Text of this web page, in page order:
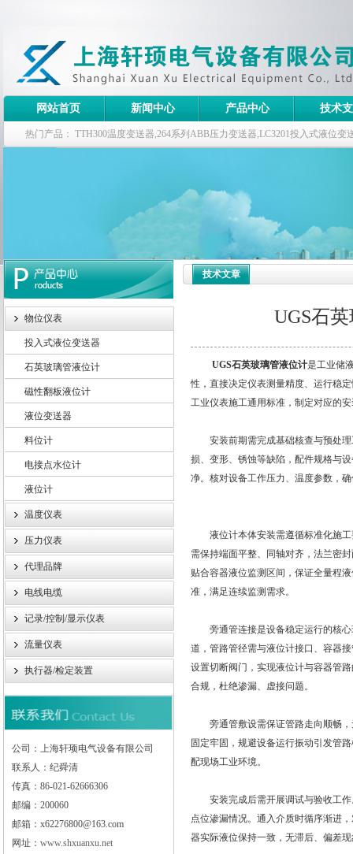
上海轩顼电气设备有限公司
网站首页 新闻中心 产品中心 技术
热门产品： TTH300温度变送器,264系列ABB压力变送器,LC3201投入式液位
物位仪表
投入式液位变送器
石英玻璃管液位计
磁性翻板液位计
液位变送器
料位计
电接点水位计
液位计
温度仪表
压力仪表
代理品牌
电线电缆
记录/控制/显示仪表
流量仪表
执行器/检定装置
公司：上海轩顼电气设备有限公司
联系人：纪舜清
传真：86-021-62666306
邮编：200060
邮箱：x62276800@163.com
网址： www.shxuanxu.net
技术文章
UGS石
UGS石英玻璃管液位计是工业储
性，直接决定仪表测量精度、运行稳
工业仪表施工通用标准，制定对应的
安装前期需完成基础核查与预处理
损、变形、锈蚀等缺陷，配件规格与
净。核对设备工作压力、温度参数，
液位计本体安装需遵循标准化施工
需保持端面平整、同轴对齐，法兰密
贴合容器液位监测区间，保证全量程
准，满足连续监测需求。
旁通管连接是设备稳定运行的核心
道，管路管径需与液位计接口、容器
设置切断阀门，实现液位计与容器管
合规，杜绝渗漏、虚接问题。
旁通管敷设需保证管路走向顺畅，
固定牢固，规避设备运行振动引发管
配现场工业环境。
安装完成后需开展调试与验收工作
点位渗漏情况。通入介质时循序渐进
器实际液位保持一致，无滞后、偏差